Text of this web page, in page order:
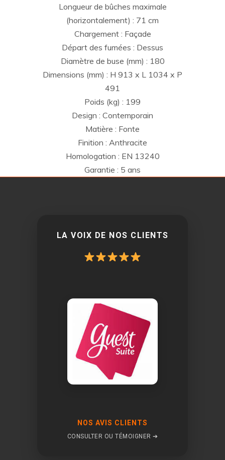
Longueur de bûches maximale
(horizontalement) : 71 cm
Chargement : Façade
Départ des fumées : Dessus
Diamètre de buse (mm) : 180
Dimensions (mm) : H 913 x L 1034 x P
491
Poids (kg) : 199
Design : Contemporain
Matière : Fonte
Finition : Anthracite
Homologation : EN 13240
Garantie : 5 ans
LA VOIX DE NOS CLIENTS
NOS AVIS CLIENTS
CONSULTER OU TÉMOIGNER ➔